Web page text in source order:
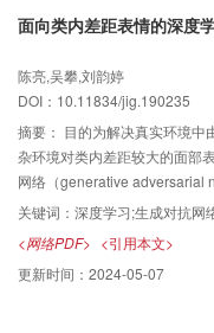
码层的特征进行运算产生对应
background subtraction）、
segmenter）、FGCD（fine-
convolutional network，FCN
相比，本文方法在
University for change
提高了12.2%和24.4%；在
据集中，F1值和精度值分别提
度特征融合的变化检测方法，
了光照和相机位姿差异，在
面向类内差距表情的深度
陈亮,吴攀,刘韵婷
DOI：10.11834/jig.190235
摘要： 目的为解决真实环境中
杂环境对类内差距较大的面部
网络（generative adversarial
GAN生成对抗的思想下，构建
使用卷积组建编码器、解码
使用基于动量的Adam（
更新，重点针对真实环境面部
别，使其更好地适应类内差异
关键词： 深度学习;生成对抗网
<网络PDF> <引用本文>
更新时间： 2024-05-07